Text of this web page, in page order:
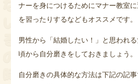
ナーを身につけるためにマナー教室
を習ったりするなどもオススメです。
男性から「結婚したい！」と思われ
頃から自分磨きをしておきましょう。
自分磨きの具体的な方法は下記の記